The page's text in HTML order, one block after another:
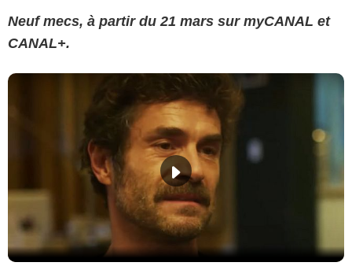
Neuf mecs, à partir du 21 mars sur myCANAL et
CANAL+.